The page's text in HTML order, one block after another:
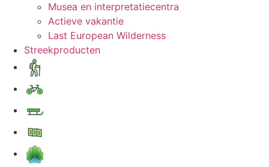
Musea en interpretatiecentra
Actieve vakantie
Last European Wilderness
Streekproducten